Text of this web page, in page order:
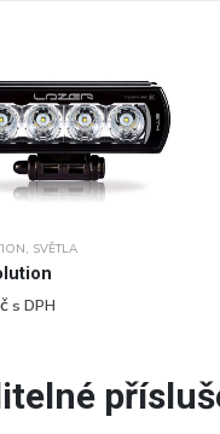
, SVĚTLA
s DPH